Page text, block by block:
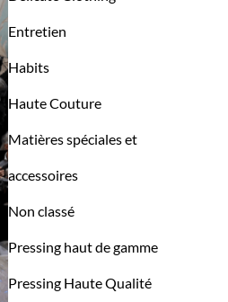
Entretien
Habits
Haute Couture
Matières spéciales et
accessoires
Non classé
Pressing haut de gamme
Pressing Haute Qualité